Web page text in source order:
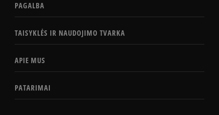
PAGALBA
TAISYKLĖS IR NAUDOJIMO TVARKA
APIE MUS
PATARIMAI